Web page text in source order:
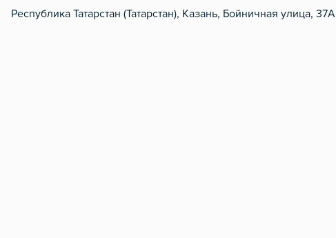
Республика Татарстан (Татарстан), Казань, Бойничная улица, 37А